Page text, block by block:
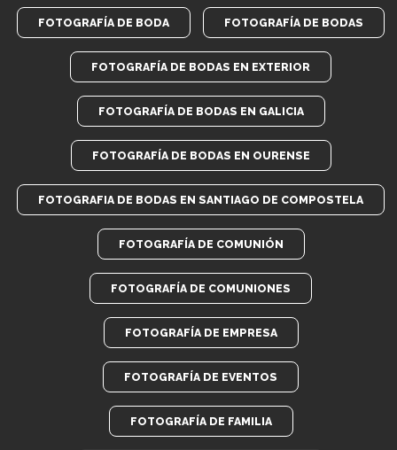
FOTOGRAFÍA DE BODA FOTOGRAFÍA DE BODAS
FOTOGRAFÍA DE BODAS EN EXTERIOR
FOTOGRAFÍA DE BODAS EN GALICIA
FOTOGRAFÍA DE BODAS EN OURENSE
FOTOGRAFIA DE BODAS EN SANTIAGO DE COMPOSTELA
FOTOGRAFÍA DE COMUNIÓN
FOTOGRAFÍA DE COMUNIONES
FOTOGRAFÍA DE EMPRESA
FOTOGRAFÍA DE EVENTOS
FOTOGRAFÍA DE FAMILIA